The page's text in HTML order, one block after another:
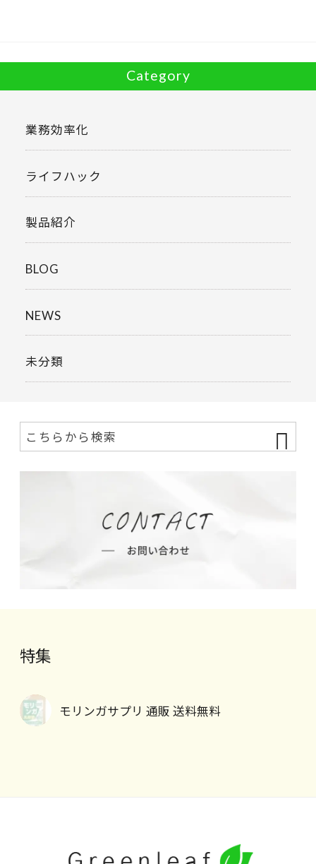
Category
業務効率化
ライフハック
製品紹介
BLOG
NEWS
未分類
特集
モリンガサプリ 通販 送料無料